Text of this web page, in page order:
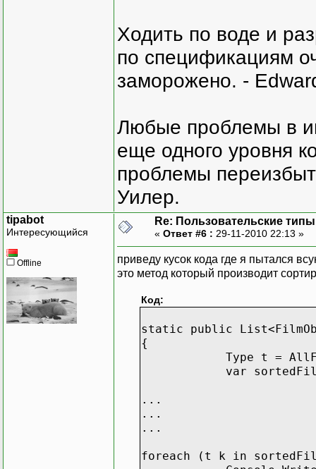
Ходить по воде и
по спецификациям
заморожено. -
Любые проблемы в
еще одного уровня
проблемы
Уилер.
tipabot
Интересующийся
Offline
Re: Пользовательские
« Ответ #6 : 29-11-2010 22:13 »
приведу кусок кода где я пытался
это метод который производит
Код:
static public
{
Type t =
var sortedFilms =
...
...
...
foreach (t k in